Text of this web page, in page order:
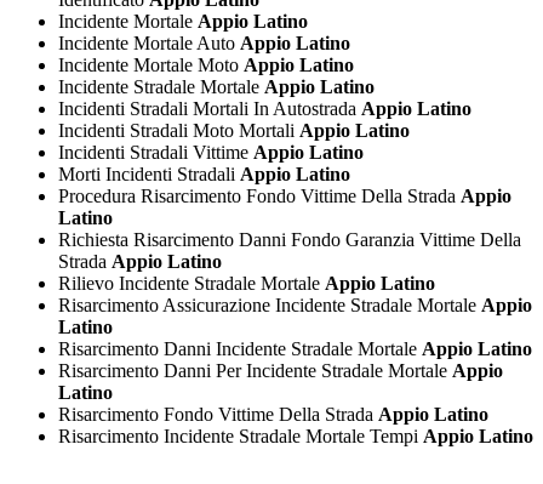
Incidente Mortale Appio Latino
Incidente Mortale Auto Appio Latino
Incidente Mortale Moto Appio Latino
Incidente Stradale Mortale Appio Latino
Incidenti Stradali Mortali In Autostrada Appio Latino
Incidenti Stradali Moto Mortali Appio Latino
Incidenti Stradali Vittime Appio Latino
Morti Incidenti Stradali Appio Latino
Procedura Risarcimento Fondo Vittime Della Strada Appio
Latino
Richiesta Risarcimento Danni Fondo Garanzia Vittime Della
Strada Appio Latino
Rilievo Incidente Stradale Mortale Appio Latino
Risarcimento Assicurazione Incidente Stradale Mortale Appio
Latino
Risarcimento Danni Incidente Stradale Mortale Appio Latino
Risarcimento Danni Per Incidente Stradale Mortale Appio
Latino
Risarcimento Fondo Vittime Della Strada Appio Latino
Risarcimento Incidente Stradale Mortale Tempi Appio Latino